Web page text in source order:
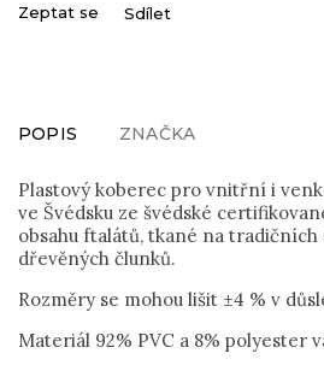
Zeptat se Sdílet
POPIS ZNAČKA
Plastový koberec pro vnitřní i
ve Švédsku ze švédské
obsahu ftalátů, tkané na
dřevěných člunků.
Rozměry se mohou lišit ±4 % v
Materiál 92% PVC a 8% polyester